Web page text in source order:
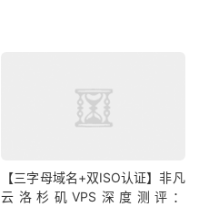
【三字母域名+双ISO认证】非凡
云洛杉矶VPS深度测评：